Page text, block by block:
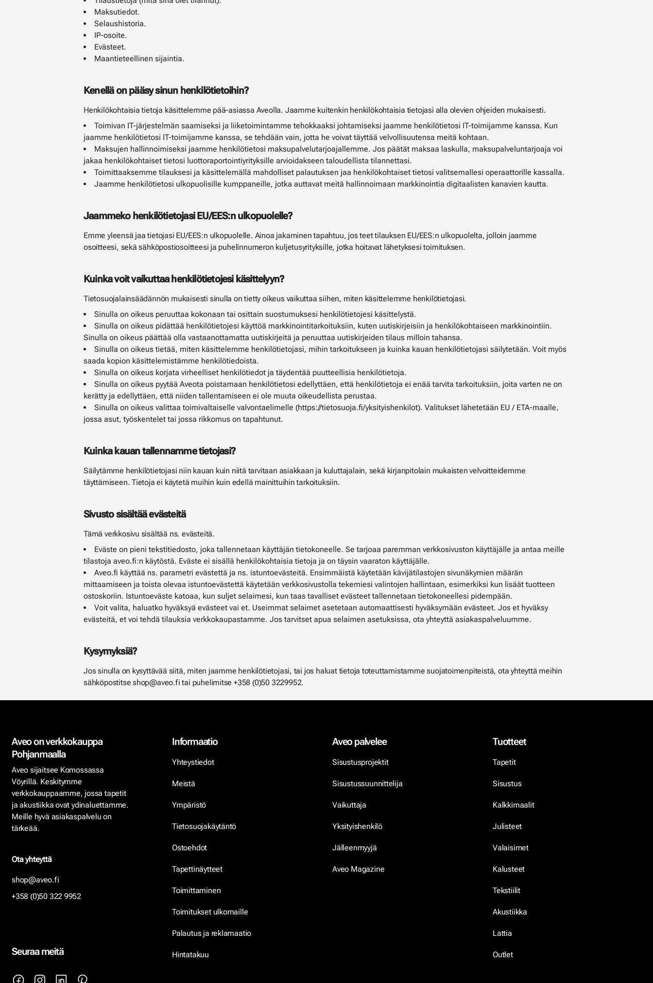
Maksutiedot.
Selaushistoria.
IP-osoite.
Evästeet.
Maantieteellinen sijaintia.
Kenellä on pääsy sinun henkilötietoihin?
Henkilökohtaisia tietoja käsittelemme pää-asiassa Aveolla. Jaamme kuitenkin henkilökohtaisia tietojasi alla olevien ohjeiden mukaisesti.
Toimivan IT-järjestelmän saamiseksi ja liiketoimintamme tehokkaaksi johtamiseksi jaamme henkilötietosi IT-toimijamme kanssa. Kun
jaamme henkilötietosi IT-toimijamme kanssa, se tehdään vain, jotta he voivat täyttää velvollisuutensa meitä kohtaan.
Maksujen hallinnoimiseksi jaamme henkilötietosi maksupalvelutarjoajallemme. Jos päätät maksaa laskulla, maksupalveluntarjoaja voi
jakaa henkilökohtaiset tietosi luottoraportointiyrityksille arvioidakseen taloudellista tilannettasi.
Toimittaaksemme tilauksesi ja käsittelemällä mahdolliset palautuksen jaa henkilökohtaiset tietosi valitsemallesi operaattorille kassalla.
Jaamme henkilötietosi ulkopuolisille kumppaneille, jotka auttavat meitä hallinnoimaan markkinointia digitaalisten kanavien kautta.
Jaammeko henkilötietojasi EU/EES:n ulkopuolelle?
Emme yleensä jaa tietojasi EU/EES:n ulkopuolelle. Ainoa jakaminen tapahtuu, jos teet tilauksen EU/EES:n ulkopuolelta, jolloin jaamme
osoitteesi, sekä sähköpostiosoitteesi ja puhelinnumeron kuljetusyrityksille, jotka hoitavat lähetyksesi toimituksen.
Kuinka voit vaikuttaa henkilötietojesi käsittelyyn?
Tietosuojalainsäädännön mukaisesti sinulla on tietty oikeus vaikuttaa siihen, miten käsittelemme henkilötietojasi.
Sinulla on oikeus peruuttaa kokonaan tai osittain suostumuksesi henkilötietojesi käsittelystä.
Sinulla on oikeus pidättää henkilötietojesi käyttöä markkinointitarkoituksiin, kuten uutiskirjeisiin ja henkilökohtaiseen markkinointiin.
Sinulla on oikeus päättää olla vastaanottamatta uutiskirjeitä ja peruuttaa uutiskirjeiden tilaus milloin tahansa.
Sinulla on oikeus tietää, miten käsittelemme henkilötietojasi, mihin tarkoitukseen ja kuinka kauan henkilötietojasi säilytetään. Voit myös
saada kopion käsittelemistämme henkilötiedoista.
Sinulla on oikeus korjata virheelliset henkilötiedot ja täydentää puutteellisia henkilötietoja.
Sinulla on oikeus pyytää Aveota poistamaan henkilötietosi edellyttäen, että henkilötietoja ei enää tarvita tarkoituksiin, joita varten ne on
kerätty ja edellyttäen, että niiden tallentamiseen ei ole muuta oikeudellista perustaa.
Sinulla on oikeus valittaa toimivaltaiselle valvontaelimelle (https://tietosuoja.fi/yksityishenkilot). Valitukset lähetetään EU / ETA-maalle,
jossa asut, työskentelet tai jossa rikkomus on tapahtunut.
Kuinka kauan tallennamme tietojasi?
Säilytämme henkilötietojasi niin kauan kuin niitä tarvitaan asiakkaan ja kuluttajalain, sekä kirjanpitolain mukaisten velvoitteidemme
täyttämiseen. Tietoja ei käytetä muihin kuin edellä mainittuihin tarkoituksiin.
Sivusto sisältää evästeitä
Tämä verkkosivu sisältää ns. evästeitä.
Eväste on pieni tekstitiedosto, joka tallennetaan käyttäjän tietokoneelle. Se tarjoaa paremman verkkosivuston käyttäjälle ja antaa meille
tilastoja aveo.fi:n käytöstä. Eväste ei sisällä henkilökohtaisia ​​tietoja ja on täysin vaaraton käyttäjälle.
Aveo.fi käyttää ns. parametri evästettä ja ns. istuntoevästeitä. Ensimmäistä käytetään kävijätilastojen sivunäkymien määrän
mittaamiseen ja toista olevaa istuntoevästettä käytetään verkkosivustolla tekemiesi valintojen hallintaan, esimerkiksi kun lisäät tuotteen
ostoskoriin. Istuntoeväste katoaa, kun suljet selaimesi, kun taas tavalliset evästeet tallennetaan tietokoneellesi pidempään.
Voit valita, haluatko hyväksyä evästeet vai et. Useimmat selaimet asetetaan automaattisesti hyväksymään evästeet. Jos et hyväksy
evästeitä, et voi tehdä tilauksia verkkokaupastamme. Jos tarvitset apua selaimen asetuksissa, ota yhteyttä asiakaspalveluumme.
Kysymyksiä?
Jos sinulla on kysyttävää siitä, miten jaamme henkilötietojasi, tai jos haluat tietoja toteuttamistamme suojatoimenpiteistä, ota yhteyttä meihin
sähköpostitse shop@aveo.fi tai puhelimitse +358 (0)50 3229952.
Aveo on verkkokauppa
Pohjanmaalla
Aveo sijaitsee Komossassa
Vöyrillä. Keskitymme
verkkokauppaamme, jossa tapetit
ja akustiikka ovat ydinaluettamme.
Meille hyvä asiakaspalvelu on
tärkeää.
Ota yhteyttä
shop@aveo.fi
+358 (0)50 322 9952
Seuraa meitä
Informaatio
Yhteystiedot
Meistä
Ympäristö
Tietosuojakäytäntö
Ostoehdot
Tapettinäytteet
Toimittaminen
Toimitukset ulkomaille
Palautus ja reklamaatio
Hintatakuu
Aveo palvelee
Sisustusprojektit
Sisustussuunnittelija
Vaikuttaja
Yksityishenkilö
Jälleenmyyjä
Aveo Magazine
Tuotteet
Tapetit
Sisustus
Kalkkimaalit
Julisteet
Valaisimet
Kalusteet
Tekstiilit
Akustiikka
Lattia
Outlet